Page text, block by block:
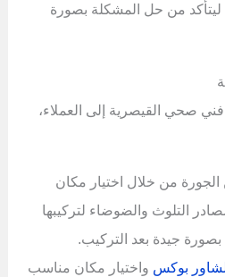
ليتأكد من حل المشكلة بصورة
صحي القيصرية إلى العملاء،
من خلال اختيار مكان
التلوث والضوضاء لتركيبها
بصورة جيدة بعد التركيب.
بوكس واختيار مكان مناسب